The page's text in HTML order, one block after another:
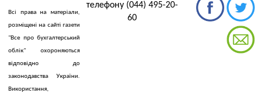
Всі права на матеріали,
розміщені на сайті газети
"Все про бухгалтерський
облік" охороняються
відповідно до
законодавства України.
Використання,
телефону (044) 495-20-
60